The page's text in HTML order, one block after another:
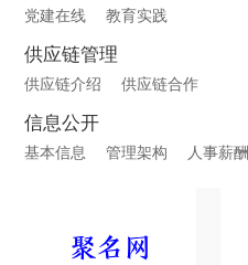
党建在线 教育实践
供应链管理
供应链介绍 供应链合作
信息公开
基本信息 管理架构 人事薪酬